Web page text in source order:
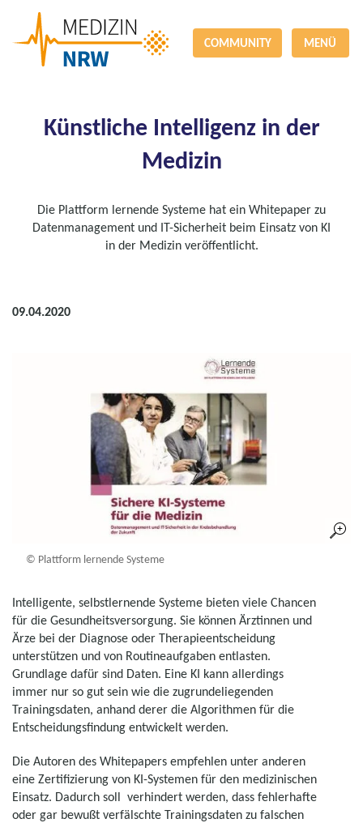
COMMUNITY MENÜ
Künstliche Intelligenz in der
Medizin
Die Plattform lernende Systeme hat ein Whitepaper zu
Datenmanagement und IT-Sicherheit beim Einsatz von KI
in der Medizin veröffentlicht.
09.04.2020
© Plattform lernende Systeme
Intelligente, selbstlernende Systeme bieten viele Chancen
für die Gesundheitsversorgung. Sie können Ärztinnen und
Ärze bei der Diagnose oder Therapieentscheidung
unterstützen und von Routineaufgaben entlasten.
Grundlage dafür sind Daten. Eine KI kann allerdings
immer nur so gut sein wie die zugrundeliegenden
Trainingsdaten, anhand derer die Algorithmen für die
Entscheidungsfindung entwickelt werden.
Die Autoren des Whitepapers empfehlen unter anderen
eine Zertifizierung von KI-Systemen für den medizinischen
Einsatz. Dadurch soll verhindert werden, dass fehlerhafte
oder gar bewußt verfälschte Trainingsdaten zu falschen